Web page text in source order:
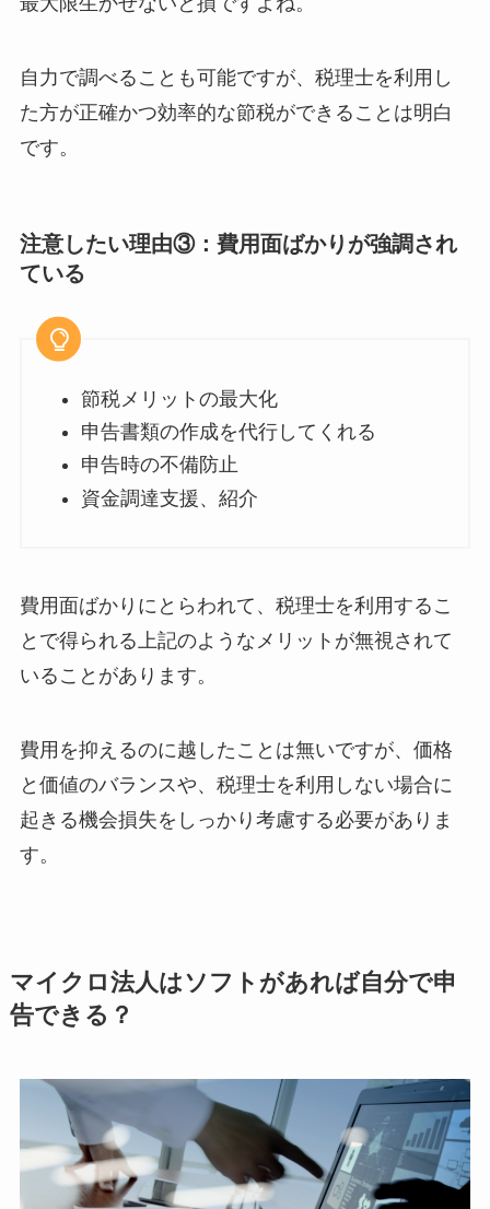
自力で調べることも可能ですが、税理士を利用し
た方が正確かつ効率的な節税ができることは明白
です。
注意したい理由③：費用面ばかりが強調され
ている
節税メリットの最大化
申告書類の作成を代行してくれる
申告時の不備防止
資金調達支援、紹介
費用面ばかりにとらわれて、税理士を利用するこ
とで得られる上記のようなメリットが無視されて
いることがあります。
費用を抑えるのに越したことは無いですが、価格
と価値のバランスや、税理士を利用しない場合に
起きる機会損失をしっかり考慮する必要がありま
す。
マイクロ法人はソフトがあれば自分で申
告できる？